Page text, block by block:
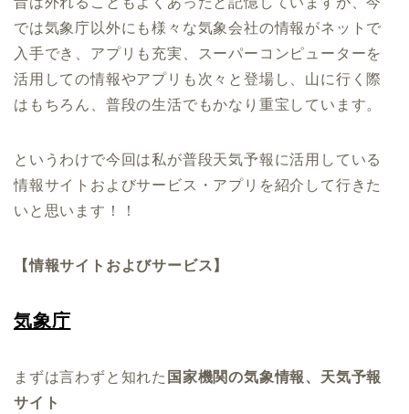
では気象庁以外にも様々な気象会社の情報がネットで
入手でき、アプリも充実、スーパーコンピューターを
活用しての情報やアプリも次々と登場し、山に行く際
はもちろん、普段の生活でもかなり重宝しています。
というわけで今回は私が普段天気予報に活用している
情報サイトおよびサービス・アプリを紹介して行きた
いと思います！！
【情報サイトおよびサービス】
気象庁
まずは言わずと知れた 国家機関の気象情報、天気予報
サイト